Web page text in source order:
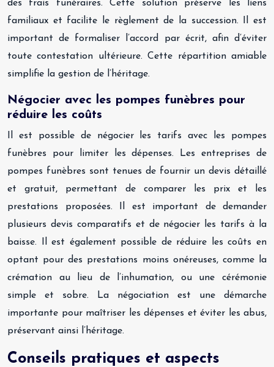
des frais funéraires. Cette solution préserve les liens
familiaux et facilite le règlement de la succession. Il est
important de formaliser l’accord par écrit, afin d’éviter
toute contestation ultérieure. Cette répartition amiable
simplifie la gestion de l’héritage.
Négocier avec les pompes funèbres pour
réduire les coûts
Il est possible de négocier les tarifs avec les pompes
funèbres pour limiter les dépenses. Les entreprises de
pompes funèbres sont tenues de fournir un devis détaillé
et gratuit, permettant de comparer les prix et les
prestations proposées. Il est important de demander
plusieurs devis comparatifs et de négocier les tarifs à la
baisse. Il est également possible de réduire les coûts en
optant pour des prestations moins onéreuses, comme la
crémation au lieu de l’inhumation, ou une cérémonie
simple et sobre. La négociation est une démarche
importante pour maîtriser les dépenses et éviter les abus,
préservant ainsi l’héritage.
Conseils pratiques et aspects